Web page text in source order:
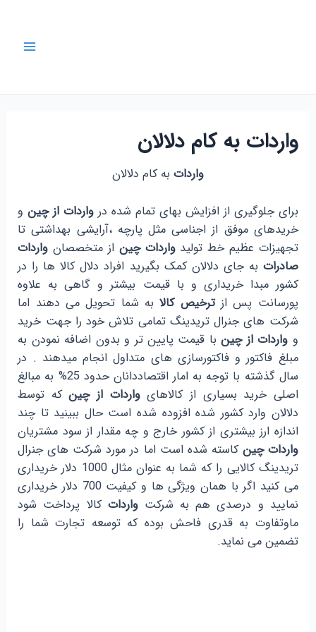
واردات به کام دلالان
واردات به کام دلالان
برای جلوگیری از افزایش بهای تمام شده در واردات از چینو
خریدهای موفق از اجناسی مثل پارچه ،آرایشی بهداشتی تا
تجهیزات عظیم خط تولیدواردات چین از متخصصان واردات
صادرات به جای دلالان کمک بگیرید افراد دلال کالا ها را در
کشور مبدا خریداری و با قیمت بیشتر و گاهی به علاوه
پورسانت پس ازترخیص کالابه شما تحویل می دهند اما
شرکت های جنرال تریدینگ تمامی تلاش خود را جهت خرید
و واردات از چینبا قیمت پایین تر و بدون اضافه نمودن به
مبلغ فاکتور و فاکتورسازی های متداول انجام میدهند . در
سال گذشته با توجه به امار اقتصاددانان حدود 25% به مبالغ
اصلی خرید بسیاری از کالاهایواردات از چینکه توسط
دلالان وارد کشور شده افزوده شده است حال ببینید تا چند
اندازه ارز بیشتری از کشور خارج و چه مقدار از سود مشتریان
واردات چینکاسته شده است اما در مورد شرکت های جنرال
تریدینگ کالایی را که شما به عنوان مثال 1000 دلار خریداری
می کنید اگر با همان ویژگی ها و کیفیت 700 دلار خریداری
نمایید و درصدی هم به شرکتواردات کالا پرداخت شود
ماوتفاوت به قدری فاحش بوده که توسعه تجارت شما را
تضمین می نماید.